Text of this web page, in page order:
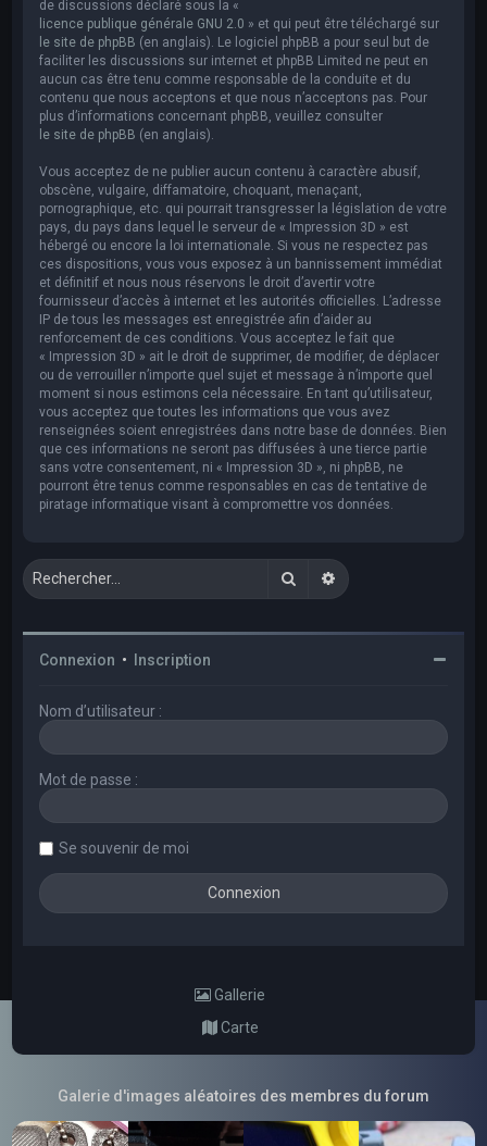
de discussions déclaré sous la «
licence publique générale GNU 2.0 » et qui peut être téléchargé sur
le site de phpBB (en anglais). Le logiciel phpBB a pour seul but de
faciliter les discussions sur internet et phpBB Limited ne peut en
aucun cas être tenu comme responsable de la conduite et du
contenu que nous acceptons et que nous n’acceptons pas. Pour
plus d’informations concernant phpBB, veuillez consulter
le site de phpBB (en anglais).
Vous acceptez de ne publier aucun contenu à caractère abusif,
obscène, vulgaire, diffamatoire, choquant, menaçant,
pornographique, etc. qui pourrait transgresser la législation de votre
pays, du pays dans lequel le serveur de « Impression 3D » est
hébergé ou encore la loi internationale. Si vous ne respectez pas
ces dispositions, vous vous exposez à un bannissement immédiat
et définitif et nous nous réservons le droit d’avertir votre
fournisseur d’accès à internet et les autorités officielles. L’adresse
IP de tous les messages est enregistrée afin d’aider au
renforcement de ces conditions. Vous acceptez le fait que
« Impression 3D » ait le droit de supprimer, de modifier, de déplacer
ou de verrouiller n’importe quel sujet et message à n’importe quel
moment si nous estimons cela nécessaire. En tant qu’utilisateur,
vous acceptez que toutes les informations que vous avez
renseignées soient enregistrées dans notre base de données. Bien
que ces informations ne seront pas diffusées à une tierce partie
sans votre consentement, ni « Impression 3D », ni phpBB, ne
pourront être tenus comme responsables en cas de tentative de
piratage informatique visant à compromettre vos données.
RechercherRecherche avancée
Connexion • Inscription
Nom d’utilisateur :
Mot de passe :
Se souvenir de moi
Gallerie
Carte
Galerie d'images aléatoires des membres du forum